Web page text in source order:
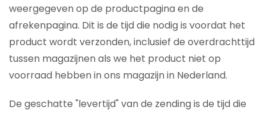
weergegeven op de productpagina en de
afrekenpagina. Dit is de tijd die nodig is voordat het
product wordt verzonden, inclusief de overdrachttijd
tussen magazijnen als we het product niet op
voorraad hebben in ons magazijn in Nederland.
De geschatte "levertijd" van de zending is de tijd die